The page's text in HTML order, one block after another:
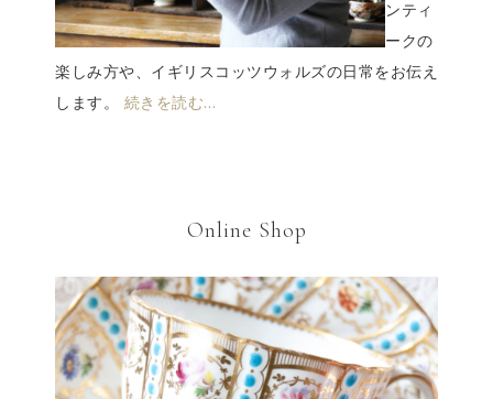
ンティ
ークの
楽しみ方や、イギリスコッツウォルズの日常をお伝え
します。 続きを読む…
Online Shop